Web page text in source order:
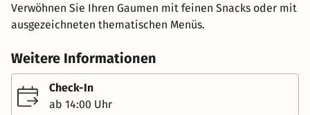
Verwöhnen Sie Ihren Gaumen mit feinen Snacks oder mit
ausgezeichneten thematischen Menüs.
Weitere Informationen
Check-In
ab 14:00 Uhr